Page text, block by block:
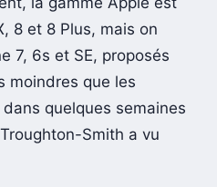
8 et 8 Plus, mais on
7, 6s et SE, proposés
moindres que les
quelques semaines
Smith a vu